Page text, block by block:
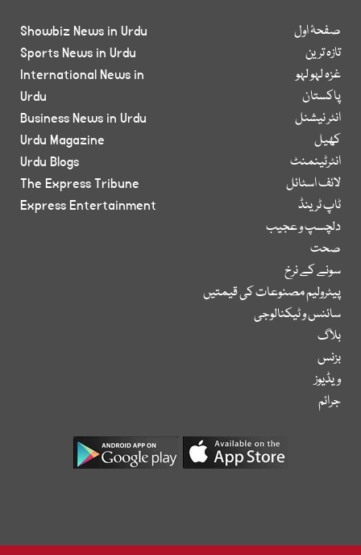
صفحۂ اول
تازہ ترین
غزہ لہو لہو
پاکستان
انٹر نیشنل
کھیل
انٹرٹینمنٹ
لائف اسٹائل
ٹاپ ٹرینڈ
دلچسپ و عجیب
صحت
سونے کے نرخ
پیٹرولیم مصنوعات کی قیمتیں
سائنس و ٹیکنالوجی
بلاگ
بزنس
ویڈیوز
جرائم
Showbiz News in Urdu
Sports News in Urdu
International News in
Urdu
Business News in Urdu
Urdu Magazine
Urdu Blogs
The Express Tribune
Express Entertainment